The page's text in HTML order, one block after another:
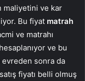
maliyetini ve kar
Bu fiyat matrah
ve matrahı
ve bu
evreden sonra da
fiyatı belli olmuş